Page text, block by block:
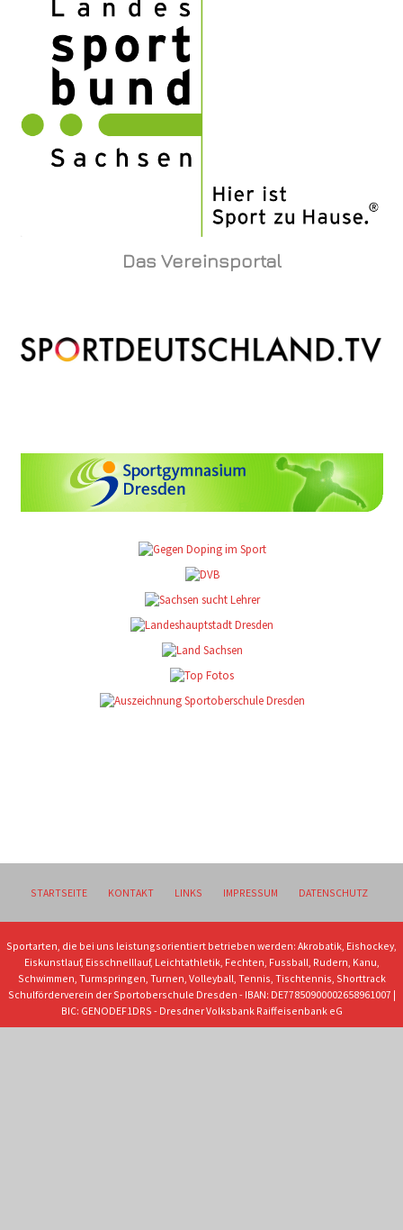
Das Vereinsportal
STARTSEITE KONTAKT LINKS IMPRESSUM DATENSCHUTZ
Sportarten, die bei uns leistungsorientiert betrieben werden: Akrobatik, Eishockey,
Eiskunstlauf, Eisschnelllauf, Leichtathletik, Fechten, Fussball, Rudern, Kanu,
Schwimmen, Turmspringen, Turnen, Volleyball, Tennis, Tischtennis, Shorttrack
Schulförderverein der Sportoberschule Dresden - IBAN: DE77850900002658961007 |
BIC: GENODEF1DRS - Dresdner Volksbank Raiffeisenbank eG